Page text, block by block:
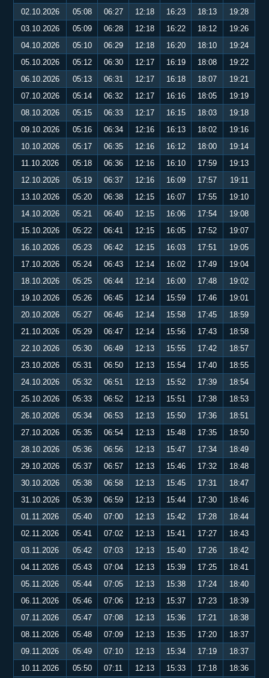
02.10.2026
05:08 06:27 12:18 16:23 18:13
19:28
03.10.2026
05:09 06:28 12:18 16:22 18:12
19:26
04.10.2026
05:10 06:29 12:18 16:20 18:10
19:24
05.10.2026
05:12 06:30 12:17 16:19 18:08
19:22
06.10.2026
05:13 06:31 12:17 16:18 18:07
19:21
07.10.2026
05:14 06:32 12:17 16:16 18:05
19:19
08.10.2026
05:15 06:33 12:17 16:15 18:03
19:18
09.10.2026
05:16 06:34 12:16 16:13 18:02
19:16
10.10.2026
05:17 06:35 12:16 16:12 18:00
19:14
11.10.2026
05:18 06:36 12:16 16:10 17:59
19:13
12.10.2026
05:19 06:37 12:16 16:09 17:57
19:11
13.10.2026
05:20 06:38 12:15 16:07 17:55
19:10
14.10.2026
05:21 06:40 12:15 16:06 17:54
19:08
15.10.2026
05:22 06:41 12:15 16:05 17:52
19:07
16.10.2026
05:23 06:42 12:15 16:03 17:51
19:05
17.10.2026
05:24 06:43 12:14 16:02 17:49
19:04
18.10.2026
05:25 06:44 12:14 16:00 17:48
19:02
19.10.2026
05:26 06:45 12:14 15:59 17:46
19:01
20.10.2026
05:27 06:46 12:14 15:58 17:45
18:59
21.10.2026
05:29 06:47 12:14 15:56 17:43
18:58
22.10.2026
05:30 06:49 12:13 15:55 17:42
18:57
23.10.2026
05:31 06:50 12:13 15:54 17:40
18:55
24.10.2026
05:32 06:51 12:13 15:52 17:39
18:54
25.10.2026
05:33 06:52 12:13 15:51 17:38
18:53
26.10.2026
05:34 06:53 12:13 15:50 17:36
18:51
27.10.2026
05:35 06:54 12:13 15:48 17:35
18:50
28.10.2026
05:36 06:56 12:13 15:47 17:34
18:49
29.10.2026
05:37 06:57 12:13 15:46 17:32
18:48
30.10.2026
05:38 06:58 12:13 15:45 17:31
18:47
31.10.2026
05:39 06:59 12:13 15:44 17:30
18:46
01.11.2026
05:40 07:00 12:13 15:42 17:28
18:44
02.11.2026
05:41 07:02 12:13 15:41 17:27
18:43
03.11.2026
05:42 07:03 12:13 15:40 17:26
18:42
04.11.2026
05:43 07:04 12:13 15:39 17:25
18:41
05.11.2026
05:44 07:05 12:13 15:38 17:24
18:40
06.11.2026
05:46 07:06 12:13 15:37 17:23
18:39
07.11.2026
05:47 07:08 12:13 15:36 17:21
18:38
08.11.2026
05:48 07:09 12:13 15:35 17:20
18:37
09.11.2026
05:49 07:10 12:13 15:34 17:19
18:37
10.11.2026
05:50 07:11 12:13 15:33 17:18
18:36